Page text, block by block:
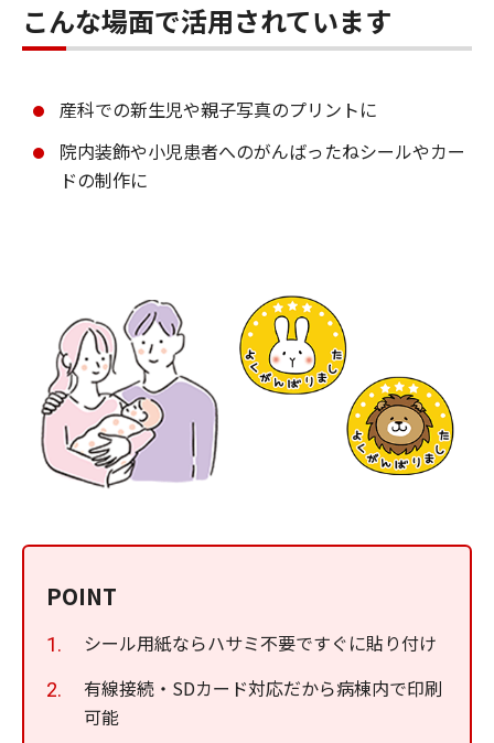
こんな場面で活用されています
産科での新生児や親子写真のプリントに
院内装飾や小児患者へのがんばったねシールやカー
ドの制作に
POINT
シール用紙ならハサミ不要ですぐに貼り付け
有線接続・SDカード対応だから病棟内で印刷
可能